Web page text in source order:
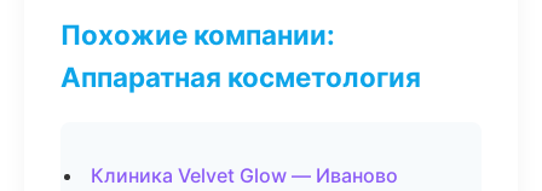
Похожие компании:
Аппаратная косметология
Клиника Velvet Glow — Иваново